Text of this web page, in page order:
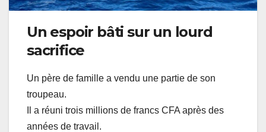
Un espoir bâti sur un lourd
sacrifice
Un père de famille a vendu une partie de son
troupeau.
Il a réuni trois millions de francs CFA après des
années de travail.